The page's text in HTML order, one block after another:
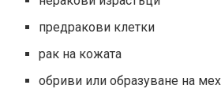
предракови клетки
рак на кожата
обриви или образуване на